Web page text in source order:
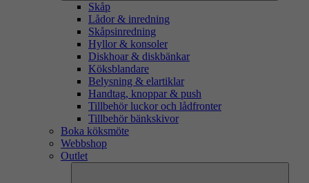
Skåp
Lådor & inredning
Skåpsinredning
Hyllor & konsoler
Diskhoar & diskbänkar
Köksblandare
Belysning & elartiklar
Handtag, knoppar & push
Tillbehör luckor och lådfronter
Tillbehör bänkskivor
Boka köksmöte
Webbshop
Outlet